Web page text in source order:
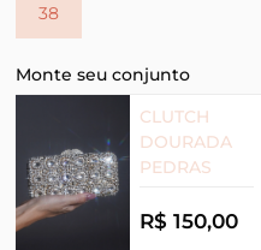
38
Monte seu conjunto
CLUTCH
DOURADA
PEDRAS
R$ 150,00